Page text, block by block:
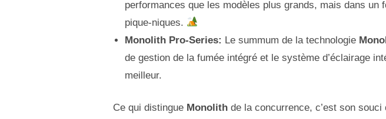
performances que les modèles plus grands, mais dans
pique-niques.
Monolith Pro-Series: Le summum de la technologie
de gestion de la fumée intégré et le système d’éclairage
meilleur.
Ce qui distingue Monolith de la concurrence, c’est son